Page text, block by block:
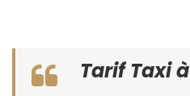
Tarif Taxi à